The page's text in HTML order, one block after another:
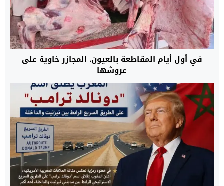
في أول أيام المقاطعة بالعيون. المجازر خاوية على
عروشها